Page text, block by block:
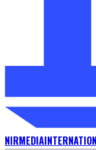
NIRMEDIA